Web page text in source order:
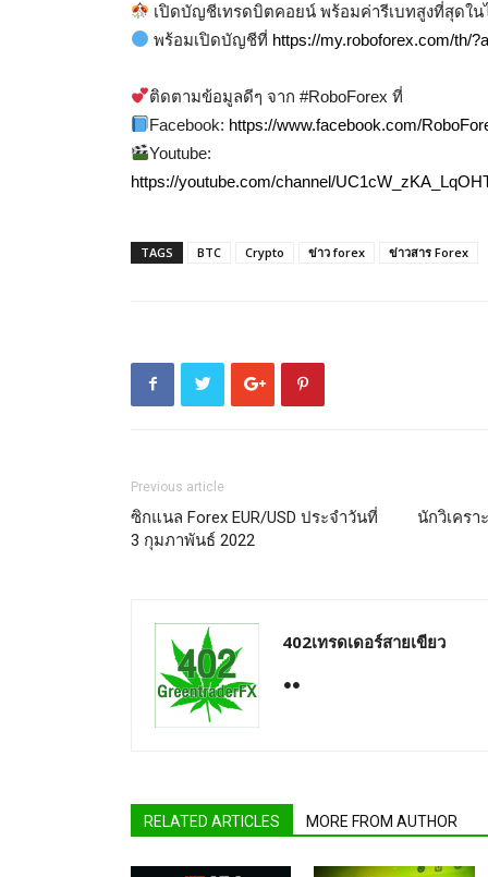
เปิดบัญชีเทรดบิตคอยน์ พร้อมค่ารีเบทสูงที่สุดใน
พร้อมเปิดบัญชีที่ https://my.roboforex.com/th/
ติดตามข้อมูลดีๆ จาก #RoboForex ที่
Facebook: https://www.facebook.com/
Youtube:
https://youtube.com/channel/
TAGS BTC Crypto ข่าว forex ข่าวสาร Forex
Previous article
ซิกแนล Forex EUR/USD ประจำวันที่
3 กุมภาพันธ์ 2022
นักวิเครา
402เทรดเดอร์สายเขียว
RELATED ARTICLES MORE FROM AUTHOR